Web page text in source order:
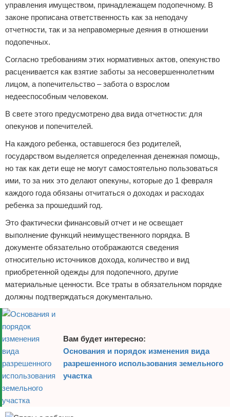
управления имуществом, принадлежащем подопечному. В
законе прописана ответственность как за неподачу
отчетности, так и за неправомерные деяния в отношении
подопечных.
Согласно требованиям этих нормативных актов, опекунство
расценивается как взятие заботы за несовершеннолетним
лицом, а попечительство – забота о взрослом
недееспособным человеком.
В свете этого предусмотрено два вида отчетности: для
опекунов и попечителей.
На каждого ребенка, оставшегося без родителей,
государством выделяется определенная денежная помощь,
но так как дети еще не могут самостоятельно пользоваться
ими, то за них это делают опекуны, которые до 1 февраля
каждого года обязаны отчитаться о доходах и расходах
ребенка за прошедший год.
Это фактически финансовый отчет и не освещает
выполнение функций неимущественного порядка. В
документе обязательно отображаются сведения
относительно источников дохода, количество и вид
приобретенной одежды для подопечного, другие
материальные ценности. Все траты в обязательном порядке
должны подтверждаться документально.
Вам будет интересно:
Основания и порядок изменения вида
разрешенного использования земельного
участка